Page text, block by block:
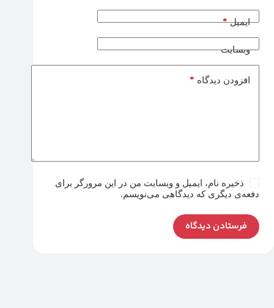
ایمیل*
وبسایت
افزودن دیدگاه *
ذخیره نام، ایمیل و وبسایت من در این مرورگر برای
دفعه‌ی دیگری که دیدگاهی می‌نویسم.
فرستادن دیدگاه